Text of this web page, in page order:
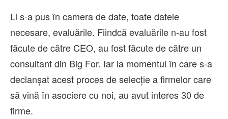
Li s-a pus în camera de date, toate datele
necesare, evaluările. Fiindcă evaluările n-au fost
făcute de către CEO, au fost făcute de către un
consultant din Big For. Iar la momentul în care s-a
declanșat acest proces de selecție a firmelor care
să vină în asociere cu noi, au avut interes 30 de
firme.